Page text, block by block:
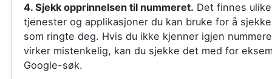
4. Sjekk opprinnelsen til nummeret. Det finnes ulike
tjenester og applikasjoner du kan bruke for å
som ringte deg. Hvis du ikke kjenner igjen
virker mistenkelig, kan du sjekke det med for
Google-søk.